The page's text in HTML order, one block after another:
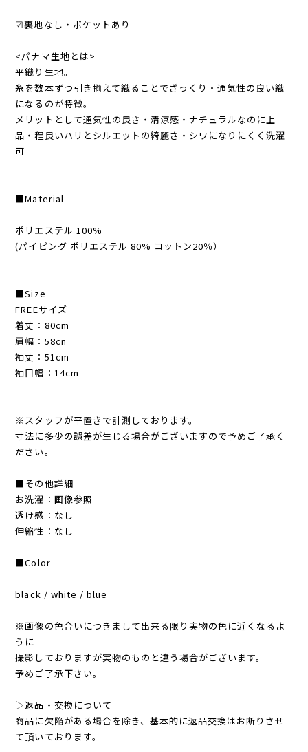
☑︎裏地なし・ポケットあり
<パナマ生地とは>
平織り生地。
糸を数本ずつ引き揃えて織ることでざっくり・通気性の良い織
になるのが特徴。
メリットとして通気性の良さ・清涼感・ナチュラルなのに上
品・程良いハリとシルエットの綺麗さ・シワになりにくく洗濯
可
■Material
ポリエステル 100%
(パイピング ポリエステル 80% コットン20％）
■Size
FREEサイズ
着丈：80cm
肩幅：58cn
袖丈：51cm
袖口幅：14cm
※スタッフが平置きで計測しております。
寸法に多少の誤差が生じる場合がございますので予めご了承く
ださい。
■その他詳細
お洗濯：画像参照
透け感：なし
伸縮性：なし
■Color
black / white / blue
※画像の色合いにつきまして出来る限り実物の色に近くなるよ
うに
撮影しておりますが実物のものと違う場合がございます。
予めご了承下さい。
▷返品・交換について
商品に欠陥がある場合を除き、基本的に返品交換はお断りさせ
て頂いております。